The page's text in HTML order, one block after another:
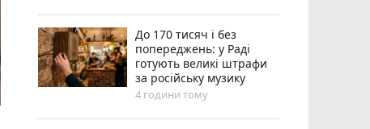
До 170 тисяч і без
попереджень: у Раді
готують великі штрафи
за російську музику
4 години тому